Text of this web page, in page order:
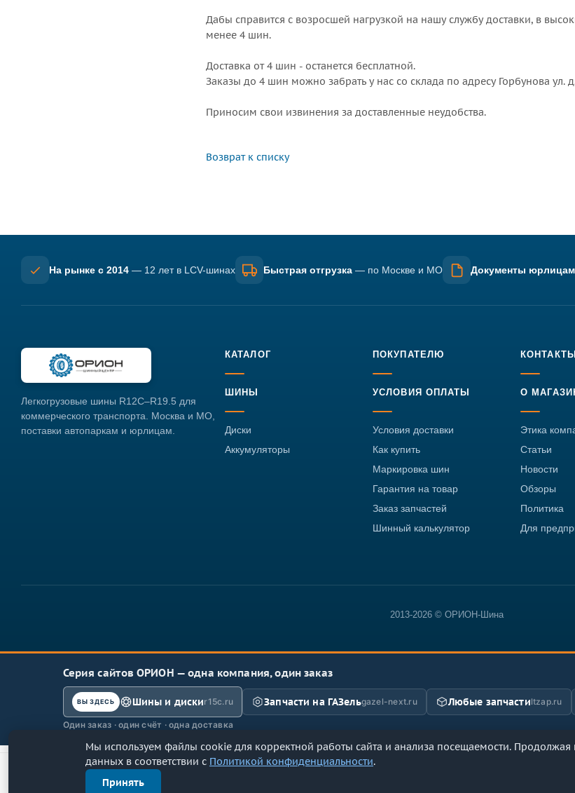
Дабы справится с возросшей нагрузкой на нашу службу доставки, в
менее 4 шин.
Доставка от 4 шин - останется бесплатной.
Заказы до 4 шин можно забрать у нас со склада по адресу Горбунова ул.
Приносим свои извинения за доставленные неудобства.
Возврат к списку
На рынке с 2014 — 12 лет в LCV-шинах Быстрая отгрузка — по Москве и МО Документы юрлицам
Легкогрузовые шины R12C–R19.5 для
коммерческого транспорта. Москва и МО,
поставки автопаркам и юрлицам.
КАТАЛОГ
ШИНЫ
Диски
Аккумуляторы
ПОКУПАТЕЛЮ
УСЛОВИЯ ОПЛАТЫ
Условия доставки
Как купить
Маркировка шин
Гарантия на товар
Заказ запчастей
Шинный калькулятор
КОНТАКТЫ
О
Этика
Статьи
Новости
Обзоры
Политика
Для
2013-2026 © ОРИОН-Шина
Серия сайтов ОРИОН — одна компания, один заказ
ВЫ ЗДЕСЬ Шины и дискиr15c.ru Запчасти на ГАЗельgazel-next.ru Любые запчастиltzap.ru
Один заказ · один счёт · одна доставка
Мы используем файлы cookie для корректной работы сайта и анализа посещаемости. Продолжая
данных в соответствии с Политикой конфиденциальности.
Принять
ООО «Спарка» (бренд «Орион-центр») · ОГРН 1157746118375 · ИНН 7731127598 · 121351, г. Москва,